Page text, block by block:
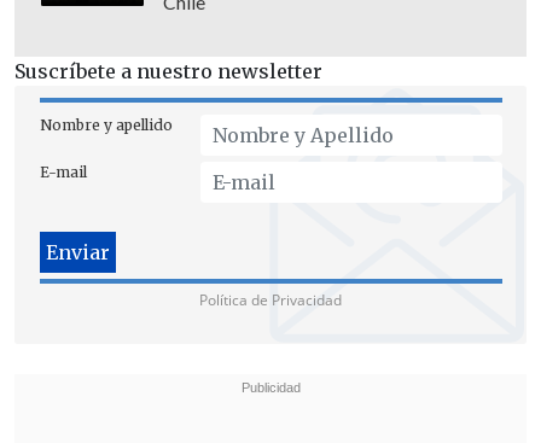
de Los Andes"(sábado, 8:00),
(sábado, 14:00),"Ben-Hur"(sábado, 23:00)
y"300"(domingo, 11:30), entre otras.
Suscríbete a nuestro newsletter
Nombre y apellido
E-mail
Política de Privacidad